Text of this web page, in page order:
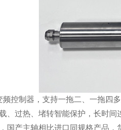
控制器，支持一拖二、一拖四
、过热、堵转智能保护，长时
国产主轴相比进口同规格产品，